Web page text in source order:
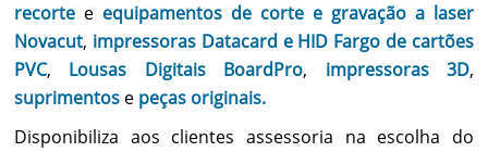
recorte e equipamentos de corte e gravação a laser
Novacut, impressoras Datacard e HID Fargo de cartões
PVC, Lousas Digitais BoardPro, impressoras 3D,
suprimentos e peças originais.
Disponibiliza aos clientes assessoria na escolha do